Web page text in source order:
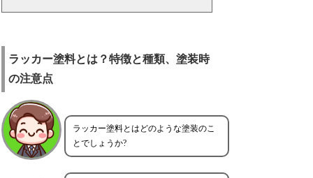
ラッカー塗料とは？特徴と種類、塗装時
の注意点
ラッカー塗料とはどのような塗装のこ
とでしょうか?